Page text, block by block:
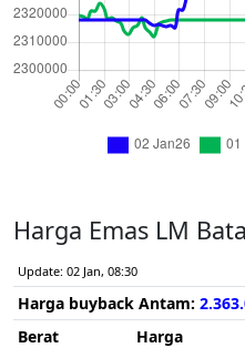
Harga Emas LM
Update: 02 Jan, 08:30
Harga buyback Antam:
Berat Harga